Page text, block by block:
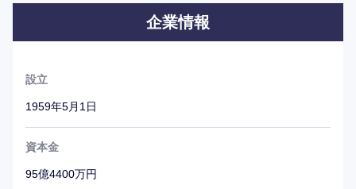
企業情報
設立
1959年5月1日
資本金
95億4400万円